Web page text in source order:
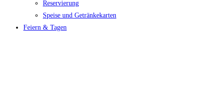
Reservierung
Speise und Getränkekarten
Feiern & Tagen